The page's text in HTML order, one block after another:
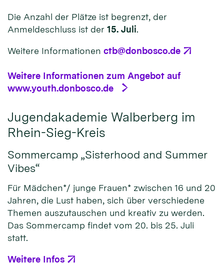
Die Anzahl der Plätze ist begrenzt, der
Anmeldeschluss ist der 15. Juli.
Weitere Informationen ctb@donbosco.de
Weitere Informationen zum Angebot auf
www.youth.donbosco.de
Jugendakademie Walberberg im
Rhein-Sieg-Kreis
Sommercamp „Sisterhood and Summer
Vibes“
Für Mädchen*/ junge Frauen* zwischen 16 und 20
Jahren, die Lust haben, sich über verschiedene
Themen auszutauschen und kreativ zu werden.
Das Sommercamp findet vom 20. bis 25. Juli
statt.
Weitere Infos